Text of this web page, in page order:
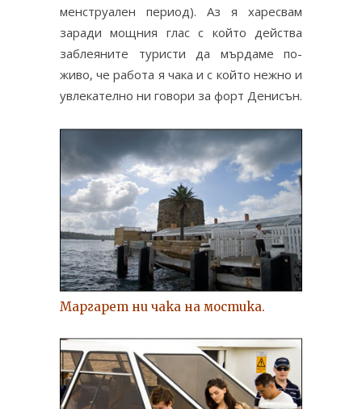
менструален период). Аз я харесвам
заради мощния глас с който действа
заблеяните туристи да мърдаме по-
живо, че работа я чака и с който нежно и
увлекателно ни говори за форт Денисън.
Маргарет ни чака на мостика.